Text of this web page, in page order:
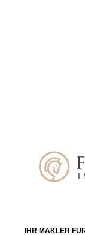
IHR MAKLER